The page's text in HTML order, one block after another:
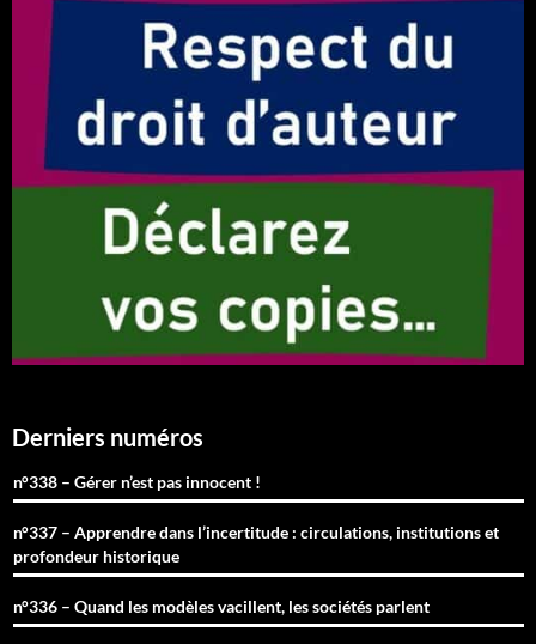
Derniers numéros
n°338 – Gérer n’est pas innocent !
n°337 – Apprendre dans l’incertitude : circulations, institutions et
profondeur historique
n°336 – Quand les modèles vacillent, les sociétés parlent